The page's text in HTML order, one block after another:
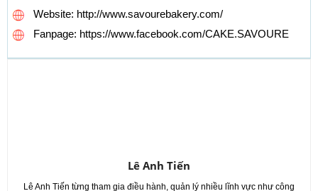
Website: http://www.savourebakery.com/
Fanpage: https://www.facebook.com/CAKE.SAVOURE
Lê Anh Tiến
Lê Anh Tiến từng tham gia điều hành, quản lý nhiều lĩnh vực như công